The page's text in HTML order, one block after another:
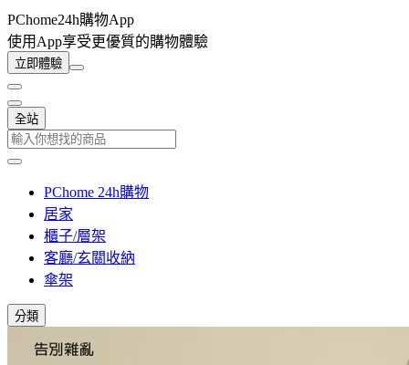
PChome24h購物App
使用App享受更優質的購物體驗
立即體驗
全站
PChome 24h購物
居家
櫃子/層架
客廳/玄關收納
傘架
分類